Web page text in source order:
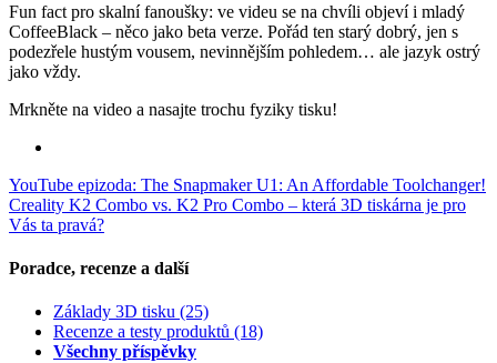
Fun fact pro skalní fanoušky: ve videu se na chvíli objeví i mladý
CoffeeBlack – něco jako beta verze. Pořád ten starý dobrý, jen s
podezřele hustým vousem, nevinnějším pohledem… ale jazyk ostrý
jako vždy.
Mrkněte na video a nasajte trochu fyziky tisku!
YouTube epizoda: The Snapmaker U1: An Affordable Toolchanger!
Creality K2 Combo vs. K2 Pro Combo – která 3D tiskárna je pro
Vás ta pravá?
Poradce, recenze a další
Základy 3D tisku (25)
Recenze a testy produktů (18)
Všechny příspěvky